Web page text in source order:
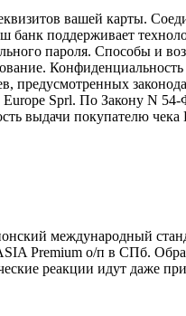
вашей карты.
поддерживает
пароля. Способы и
предусмотренных
Sprl. По Закону N
выдачи покупателю чека
международный
Premium о/п в СПб.
реакции идут даже